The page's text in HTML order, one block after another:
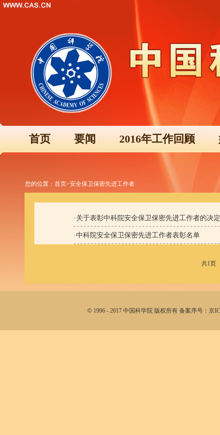
首页 要闻 2016年工作回顾
您的位置： 首页>安全保卫保密先进工作者
· 关于表彰中科院安全保卫保密先进工作者的决定
·中科院安全保卫保密先进工作者表彰名单
共1页
© 1996 - 2017 中国科学院 版权所有 备案序号：京